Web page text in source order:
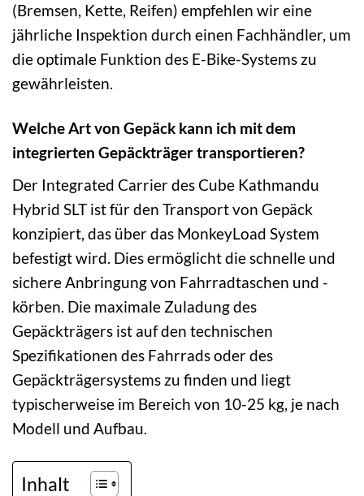
(Bremsen, Kette, Reifen) empfehlen wir eine
jährliche Inspektion durch einen Fachhändler, um
die optimale Funktion des E-Bike-Systems zu
gewährleisten.
Welche Art von Gepäck kann ich mit dem
integrierten Gepäckträger transportieren?
Der Integrated Carrier des Cube Kathmandu
Hybrid SLT ist für den Transport von Gepäck
konzipiert, das über das MonkeyLoad System
befestigt wird. Dies ermöglicht die schnelle und
sichere Anbringung von Fahrradtaschen und -
körben. Die maximale Zuladung des
Gepäckträgers ist auf den technischen
Spezifikationen des Fahrrads oder des
Gepäckträgersystems zu finden und liegt
typischerweise im Bereich von 10-25 kg, je nach
Modell und Aufbau.
Inhalt